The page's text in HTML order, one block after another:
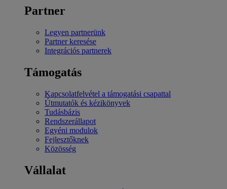
Partner
Legyen partnerünk
Partner keresése
Integrációs partnerek
Támogatás
Kapcsolatfelvétel a támogatási csapattal
Útmutatók és kézikönyvek
Tudásbázis
Rendszerállapot
Egyéni modulok
Fejlesztőknek
Közösség
Vállalat